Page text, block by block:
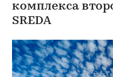
комплекса
SREDA